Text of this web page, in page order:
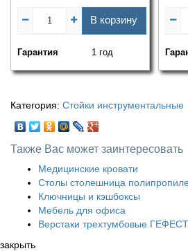
В корзину
Гарантия 1 год
Категория: Стойки инструментальные
Также Вас может заинтересовать
Медицинские кровати
Столы столешница
Ключницы и кэшбоксы
Мебель для офиса
Верстаки трехтумбовые ГЕФЕСТ
закрыть